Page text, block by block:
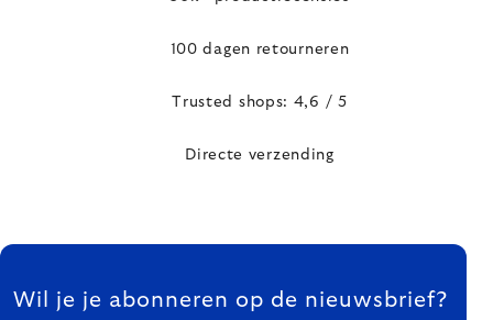
100 dagen retourneren
Trusted shops: 4,6 / 5
Directe verzending
FOOTER
Wil je je abonneren op de nieuwsbrief?